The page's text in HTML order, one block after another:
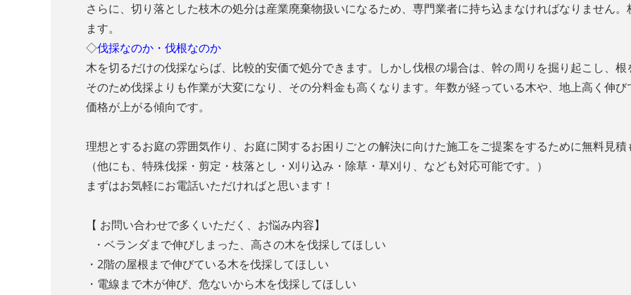
さらに、切り落とした枝木の処分は産業廃棄物扱いになるため、専門業者に持ち込まなければなりません
ます。
◇伐採なのか・伐根なのか
木を切るだけの伐採ならば、比較的安価で処分できます。しかし伐根の場合は、幹の周りを掘り起こし、
そのため伐採よりも作業が大変になり、その分料金も高くなります。年数が経っている木や、地上高く伸
価格が上がる傾向です。
理想とするお庭の雰囲気作り、お庭に関するお困りごとの解決に向けた施工をご提案をするために無料見
（他にも、特殊伐採・剪定・枝落とし・刈り込み・除草・草刈り、なども対応可能です。）
まずはお気軽にお電話いただければと思います！
【 お問い合わせで多くいただく、お悩み内容】
・ベランダまで伸びしまった、高さの木を伐採してほしい
・2階の屋根まで伸びている木を伐採してほしい
・電線まで木が伸び、危ないから木を伐採してほしい